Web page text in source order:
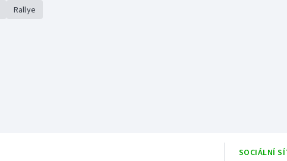
Rallye
SOCIÁLNÍ